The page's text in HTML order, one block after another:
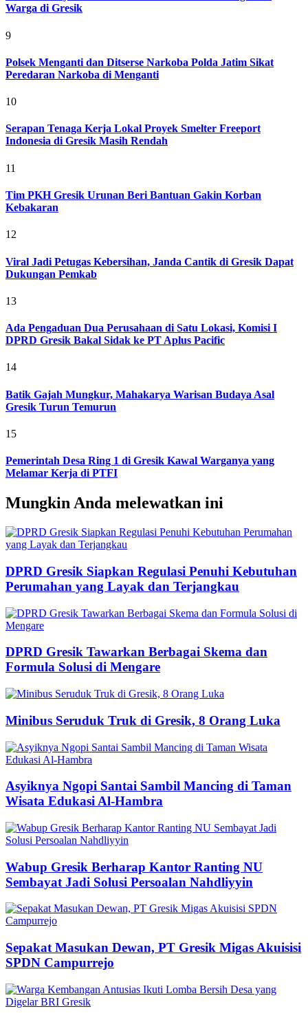
Warga di Gresik
9
Polsek Menganti dan Ditserse Narkoba Polda Jatim Sikat
Peredaran Narkoba di Menganti
10
Serapan Tenaga Kerja Lokal Proyek Smelter Freeport
Indonesia di Gresik Masih Rendah
11
Tim PKH Gresik Urunan Beri Bantuan Gakin Korban
Kebakaran
12
Viral Jadi Petugas Kebersihan, Janda Cantik di Gresik Dapat
Dukungan Pemkab
13
Ada Pengaduan Dua Perusahaan di Satu Lokasi, Komisi I
DPRD Gresik Bakal Sidak ke PT Aplus Pacific
14
Batik Gajah Mungkur, Mahakarya Warisan Budaya Asal
Gresik Turun Temurun
15
Pemerintah Desa Ring 1 di Gresik Kawal Warganya yang
Melamar Kerja di PTFI
Mungkin Anda melewatkan ini
DPRD Gresik Siapkan Regulasi Penuhi Kebutuhan
Perumahan yang Layak dan Terjangkau
DPRD Gresik Tawarkan Berbagai Skema dan
Formula Solusi di Mengare
Minibus Seruduk Truk di Gresik, 8 Orang Luka
Asyiknya Ngopi Santai Sambil Mancing di Taman
Wisata Edukasi Al-Hambra
Wabup Gresik Berharap Kantor Ranting NU
Sembayat Jadi Solusi Persoalan Nahdliyyin
Sepakat Masukan Dewan, PT Gresik Migas Akuisisi
SPDN Campurrejo